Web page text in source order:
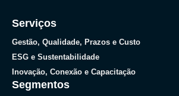
Serviços
Gestão, Qualidade, Prazos e Custo
ESG e Sustentabilidade
Inovação, Conexão e Capacitação
Segmentos